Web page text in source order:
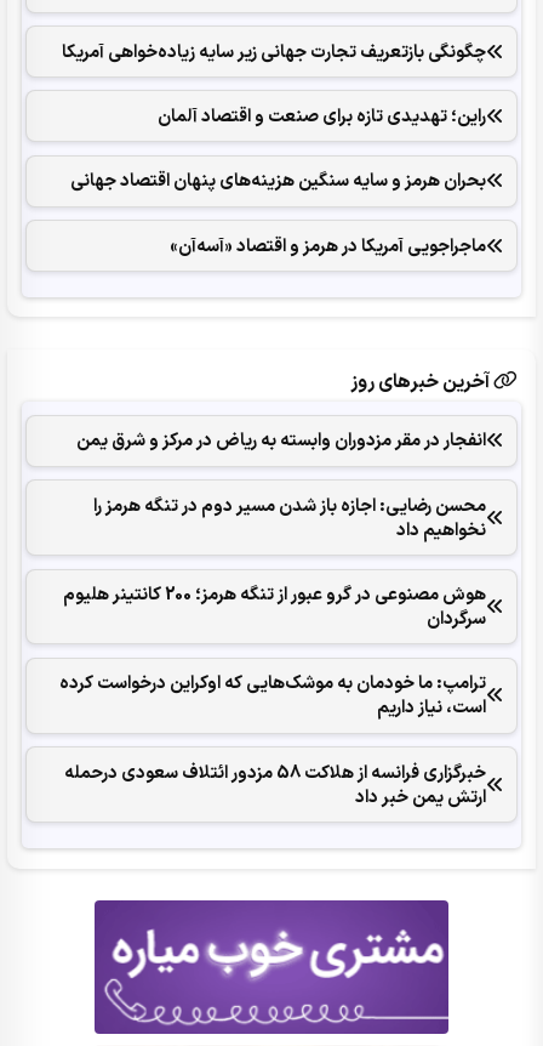
چگونگی بازتعریف تجارت جهانی زیر سایه زیاده‌خواهی آمریکا
راین؛ تهدیدی تازه برای صنعت و اقتصاد آلمان
بحران هرمز و سایه سنگین هزینه‌های پنهان اقتصاد جهانی
ماجراجویی آمریکا در هرمز و اقتصاد «آسه‌آن»
آخرین خبرهای روز
انفجار در مقر مزدوران وابسته به ریاض در مرکز و شرق یمن
محسن رضایی: اجازه باز شدن مسیر دوم در تنگه هرمز را
نخواهیم داد
هوش مصنوعی در گرو عبور از تنگه هرمز؛ 200 کانتینر هلیوم
سرگردان
ترامپ: ما خودمان به موشک‌هایی که اوکراین درخواست کرده
است، نیاز داریم
خبرگزاری فرانسه از هلاکت 58 مزدور ائتلاف سعودی درحمله
ارتش یمن خبر داد